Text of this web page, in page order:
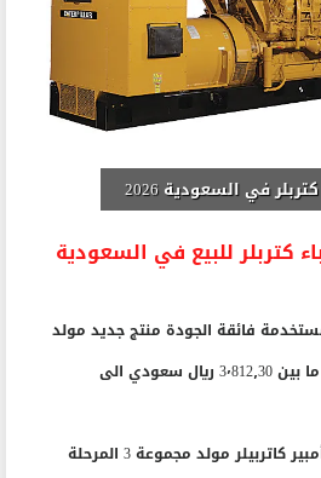
في السعودية 2026
كتربلر للبيع في السعودية
فائقة الجودة منتج جديد مولد
صامت مولد كاتربيلر الأصلي ما بين 3٬812٫30 ريال سعودي الى
يتراوح سعر 500 كيلو فولت أمبير كاتربيلر مولد مجموعة 3 المرحلة